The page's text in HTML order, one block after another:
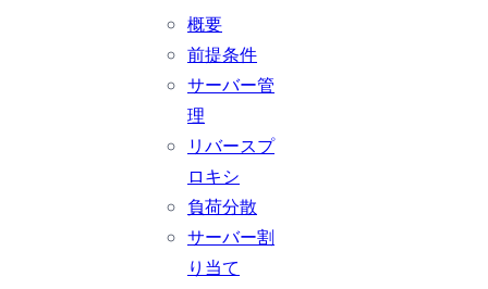
概要
前提条件
サーバー管
理
リバースプ
ロキシ
負荷分散
サーバー割
り当て